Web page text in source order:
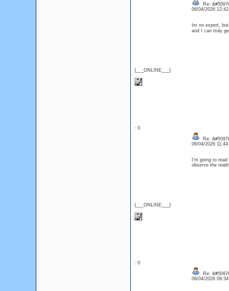
{___ONLINE___}
Re:
06/04/2026
Im no expert,
and I can truly
: 0
{___ONLINE___}
Re:
06/04/2026
I’m going to
observe the
: 0
Re:
06/04/2026